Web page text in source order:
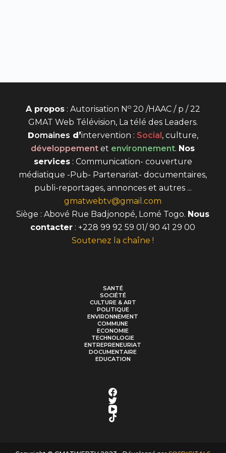
A propos: Autorisation N o20 /HAAC / p / 22
GMAT Web Télévision, La télé des Leaders.
Domaines d’intervention : Social , culture,
développement et environnement. Nos
services: Communication- couverture
médiatique -Pub- Partenariat- documentaires,
publi-reportages, annonces et autres ...
gmatwebtv@gmail.com
Siège : Abové Rue Badjonopé, Lomé Togo. Nous
contacter : +228 99 92 59 01/ 90 41 29 00
Soutenez la chaîne !
SANTÉ
SOCIÉTÉ
CULTURE & ART
POLITIQUE
ENVIRONNEMENT
COMMUNE
ECONOMIE
TECHNOLOGIE
ENTREPRENEURIAT
DOCUMENTAIRE
EDUCATION